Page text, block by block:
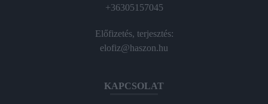
+36305157045
Előfizetés, terjesztés:
elofiz@haszon.hu
KAPCSOLAT